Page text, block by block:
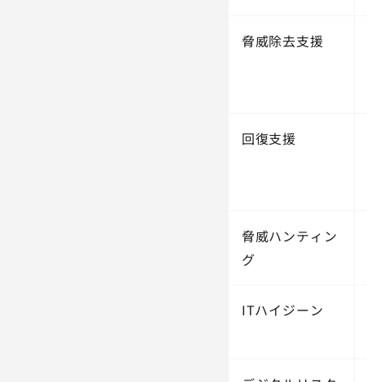
脅威除去支援
回復支援
脅威ハンティン
グ
ITハイジーン